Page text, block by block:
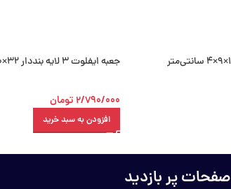
جعبه ایفلوت 3 لایه بنددار 32×20×8سانتی‌متر
2/790/000 تومان
افزودن به سبد خرید
صفحات پر بازدید